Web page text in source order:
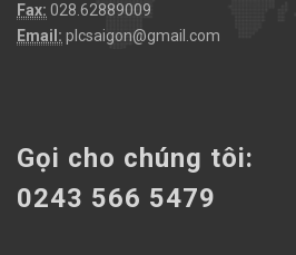
Fax: 028.62889009
Email: plcsaigon@gmail.com
Gọi cho chúng tôi:
0243 566 5479